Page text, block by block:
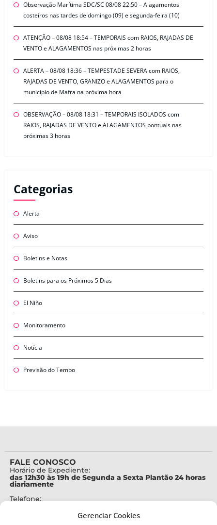
Gerenciar Cookies
Observação Marítima SDC/SC 08/08 22:50 – Alagamentos
costeiros nas tardes de domingo (09) e segunda-feira (10)
ATENÇÃO – 08/08 18:54 – TEMPORAIS com RAIOS, RAJADAS DE
VENTO e ALAGAMENTOS nas próximas 2 horas
ALERTA – 08/08 18:36 – TEMPESTADE SEVERA com RAIOS,
RAJADAS DE VENTO, GRANIZO e ALAGAMENTOS para o
município de Mafra na próxima hora
OBSERVAÇÃO – 08/08 18:31 – TEMPORAIS ISOLADOS com
RAIOS, RAJADAS DE VENTO e ALAGAMENTOS pontuais nas
próximas 3 horas
Categorias
Alerta
Aviso
Boletins e Notas
Boletins para os Próximos 5 Dias
El Niño
Monitoramento
Notícia
Previsão do Tempo
FALE CONOSCO
Horário de Expediente:
das 12h30 às 19h de Segunda a Sexta Plantão 24 horas
diariamente
Telefone: